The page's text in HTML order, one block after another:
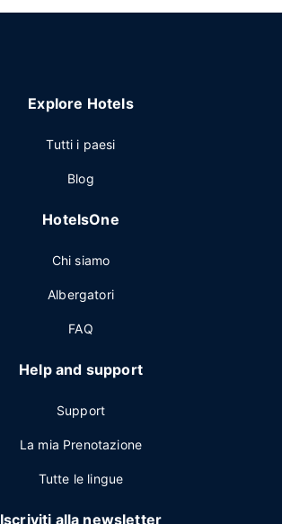
Explore Hotels
Tutti i paesi
Blog
HotelsOne
Chi siamo
Albergatori
FAQ
Help and support
Support
La mia Prenotazione
Tutte le lingue
Iscriviti alla newsletter